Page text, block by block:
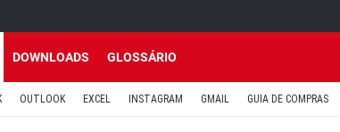
DOWNLOADS GLOSSÁRIO
OUTLOOK EXCEL INSTAGRAM GMAIL GUIA DE COMPRAS